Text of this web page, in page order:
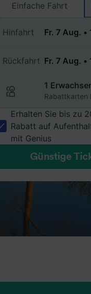
Einfache Fahrt
Hinfahrt
Rückfahrt
1
Rabattkarten
Erhalten Sie bis zu
Rabatt auf
mit Genius
Günstige